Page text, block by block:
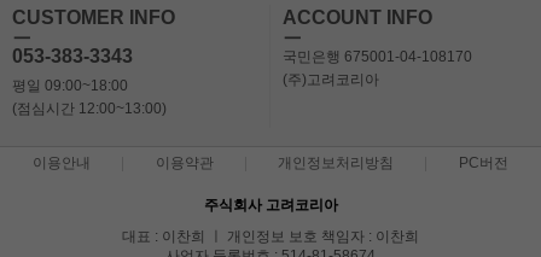
CUSTOMER INFO
ㅡ
053-383-3343
평일 09:00~18:00
(점심시간 12:00~13:00)
ACCOUNT INFO
ㅡ
국민은행 675001-04-108170
(주)고려코리아
이용안내 이용약관 개인정보처리방침 PC버전
주식회사 고려코리아
대표 : 이찬희 ㅣ 개인정보 보호 책임자 : 이찬희